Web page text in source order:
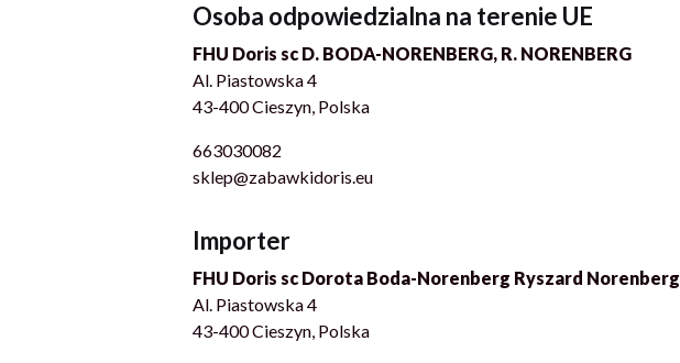
Osoba odpowiedzialna na terenie UE
FHU Doris sc D. BODA-NORENBERG, R. NORENBERG
Al. Piastowska 4
43-400 Cieszyn, Polska
663030082
sklep@zabawkidoris.eu
Importer
FHU Doris sc Dorota Boda-Norenberg Ryszard Norenberg
Al. Piastowska 4
43-400 Cieszyn, Polska